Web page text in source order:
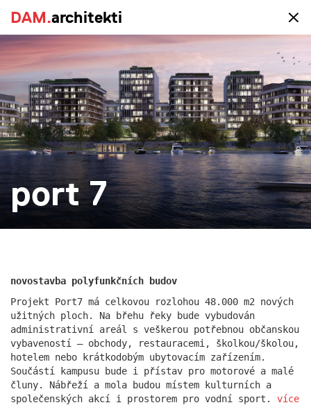
DAM.architekti
portfolio
vše realizace studie
novostavba
rekonstrukce
větší menší více
rezidence escape
DAM.architekti
port 7
novostavba polyfunkčních budov
Projekt Port7 má celkovou rozlohou 48.000 m2 nových
užitných ploch. Na břehu řeky bude vybudován
administrativní areál s veškerou potřebnou občanskou
vybaveností – obchody, restauracemi, školkou/školou,
hotelem nebo krátkodobým ubytovacím zařízením.
Součástí kampusu bude i přístav pro motorové a malé
čluny. Nábřeží a mola budou místem kulturních a
společenských akcí i prostorem pro vodní sport.
více